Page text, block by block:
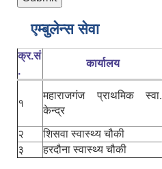
एम्बुलेन्स सेवा
क्र.सं
.
कार्यालय
१
महाराजगंज प्राथमिक स्वा.
केन्द्र
२
शिसवा स्वास्थ्य चौकी
३
हरदौना स्वास्थ्य चौकी